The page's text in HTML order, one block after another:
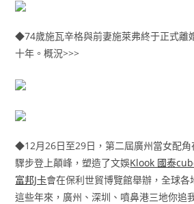
◆74歲施瓦辛格與前妻施萊弗終于正式離
十年。概況>>>
◆12月26日至29日，第二屆廣州當女配角
驟步登上顛峰，塑造了文娛Klook 國泰
富邦J卡會在保利世貿博覽館舉辦，全球各
這些年來，廣州、深圳、噴鼻港三地你追